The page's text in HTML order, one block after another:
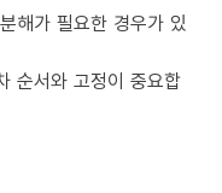
해가 필요한 경우가 있
순서와 고정이 중요합